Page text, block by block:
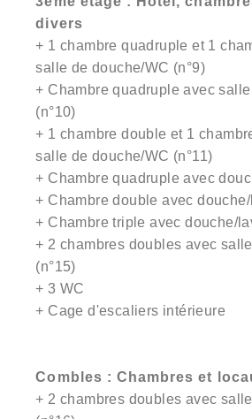
divers
+ 1 chambre quadruple et 1
salle de douche/WC (n°9)
+ Chambre quadruple avec
(n°10)
+ 1 chambre double et 1
salle de douche/WC (n°11)
+ Chambre quadruple avec
+ Chambre double avec
+ Chambre triple avec douche/
+ 2 chambres doubles avec
(n°15)
+ 3 WC
+ Cage d'escaliers intérieure
Combles : Chambres et
+ 2 chambres doubles avec